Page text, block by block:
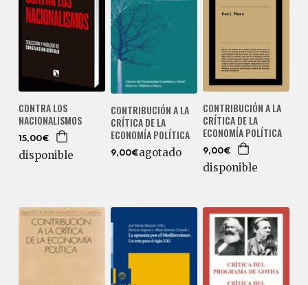
CONTRA LOS
NACIONALISMOS
15,00€
disponible
CONTRIBUCIÓN A LA
CRÍTICA DE LA
ECONOMÍA POLÍTICA
9,00€agotado
CONTRIBUCIÓN A LA
CRÍTICA DE LA
ECONOMÍA POLÍTICA
9,00€
disponible